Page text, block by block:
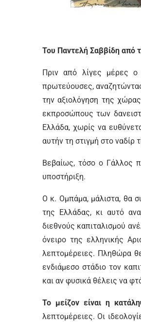
Του Παντελή Σαββίδη από
Πριν από λίγες μέρες
πρωτεύουσες,
την αξιολόγηση της
εκπροσώπους των
Ελλάδα, χωρίς να
αυτήν τη στιγμή στο ναδίρ
Βεβαίως, τόσο ο Γάλλος
υποστήριξη.
Ο κ. Ομπάμα, μάλιστα, θα
της Ελλάδας, κι αυτό
διεθνούς καπιταλισμού
όνειρο της ελληνικής
λεπτομέρειες. Πληθώρα
ενδιάμεσο στάδιο τον
και αν φυσικά θέλεις να
Το μείζον είναι η
λεπτομέρειες. Οι